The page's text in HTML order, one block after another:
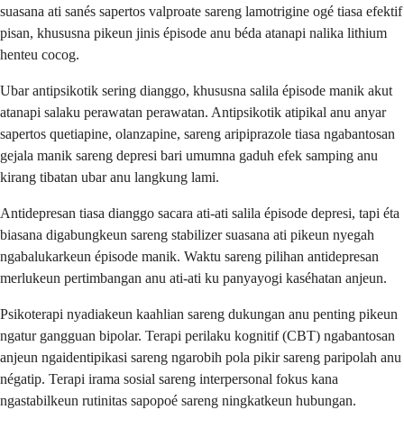
suasana ati sanés sapertos valproate sareng lamotrigine ogé tiasa efektif
pisan, khususna pikeun jinis épisode anu béda atanapi nalika lithium
henteu cocog.
Ubar antipsikotik sering dianggo, khususna salila épisode manik akut
atanapi salaku perawatan perawatan. Antipsikotik atipikal anu anyar
sapertos quetiapine, olanzapine, sareng aripiprazole tiasa ngabantosan
gejala manik sareng depresi bari umumna gaduh efek samping anu
kirang tibatan ubar anu langkung lami.
Antidepresan tiasa dianggo sacara ati-ati salila épisode depresi, tapi éta
biasana digabungkeun sareng stabilizer suasana ati pikeun nyegah
ngabalukarkeun épisode manik. Waktu sareng pilihan antidepresan
merlukeun pertimbangan anu ati-ati ku panyayogi kaséhatan anjeun.
Psikoterapi nyadiakeun kaahlian sareng dukungan anu penting pikeun
ngatur gangguan bipolar. Terapi perilaku kognitif (CBT) ngabantosan
anjeun ngaidentipikasi sareng ngarobih pola pikir sareng paripolah anu
négatip. Terapi irama sosial sareng interpersonal fokus kana
ngastabilkeun rutinitas sapopoé sareng ningkatkeun hubungan.